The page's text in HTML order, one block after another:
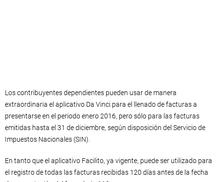
Los contribuyentes dependientes pueden usar de manera
extraordinaria el aplicativo Da Vinci para el llenado de facturas a
presentarse en el periodo enero 2016, pero sólo para las facturas
emitidas hasta el 31 de diciembre, según disposición del Servicio de
Impuestos Nacionales (SIN).
En tanto que el aplicativo Facilito, ya vigente, puede ser utilizado para
el registro de todas las facturas recibidas 120 días antes de la fecha